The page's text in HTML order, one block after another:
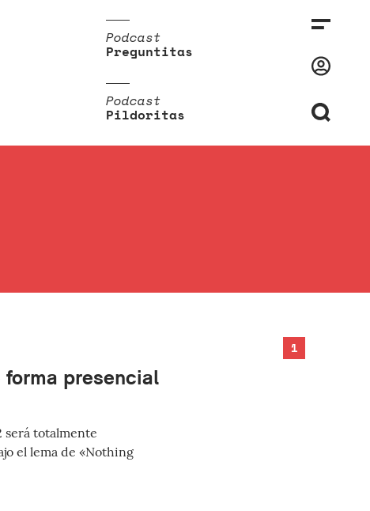
Podcast
Preguntitas
Podcast
Pildoritas
1
forma presencial
será totalmente
el lema de «Nothing